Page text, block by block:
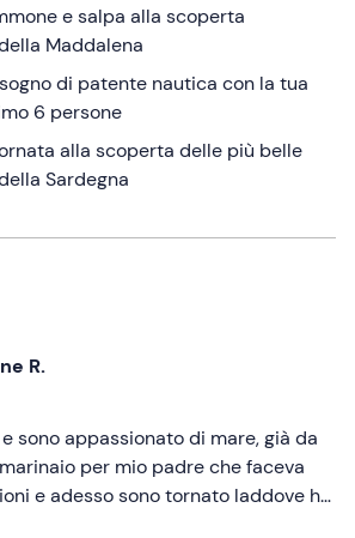
e salpa alla scoperta
Maddalena
di patente nautica con la tua
6 persone
alla scoperta delle più belle
Sardegna
R.
sono appassionato di mare, già da
per mio padre che faceva
e adesso sono tornato laddove ho